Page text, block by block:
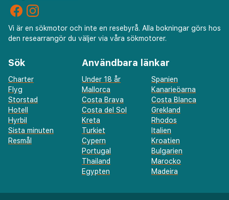
Vi är en sökmotor och inte en resebyrå. Alla bokningar görs hos
den researrangör du väljer via våra sökmotorer.
Sök
Charter
Flyg
Storstad
Hotell
Hyrbil
Sista minuten
Resmål
Användbara länkar
Under 18 år
Spanien
Mallorca
Kanarieöarna
Costa Brava
Costa Blanca
Costa del Sol
Grekland
Kreta
Rhodos
Turkiet
Italien
Cypern
Kroatien
Portugal
Bulgarien
Thailand
Marocko
Egypten
Madeira